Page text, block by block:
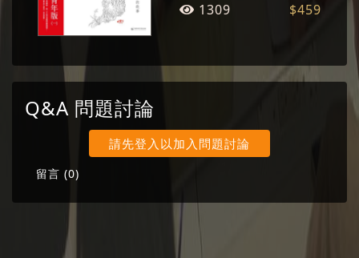
尋，反映於晚年繪畫作品，內容富含對生命的探
索，為台灣少數用西方美術技巧繪畫東方佛教文
禪修，如是心與手交替運作，輾轉前行，追尋生
命中的美與真。如同古代的修行人，奚淞在尋找
一棵心靈中的菩提樹。
1309
$459
Q&A 問題討論
請先登入以加入問題討論
留言 (0)